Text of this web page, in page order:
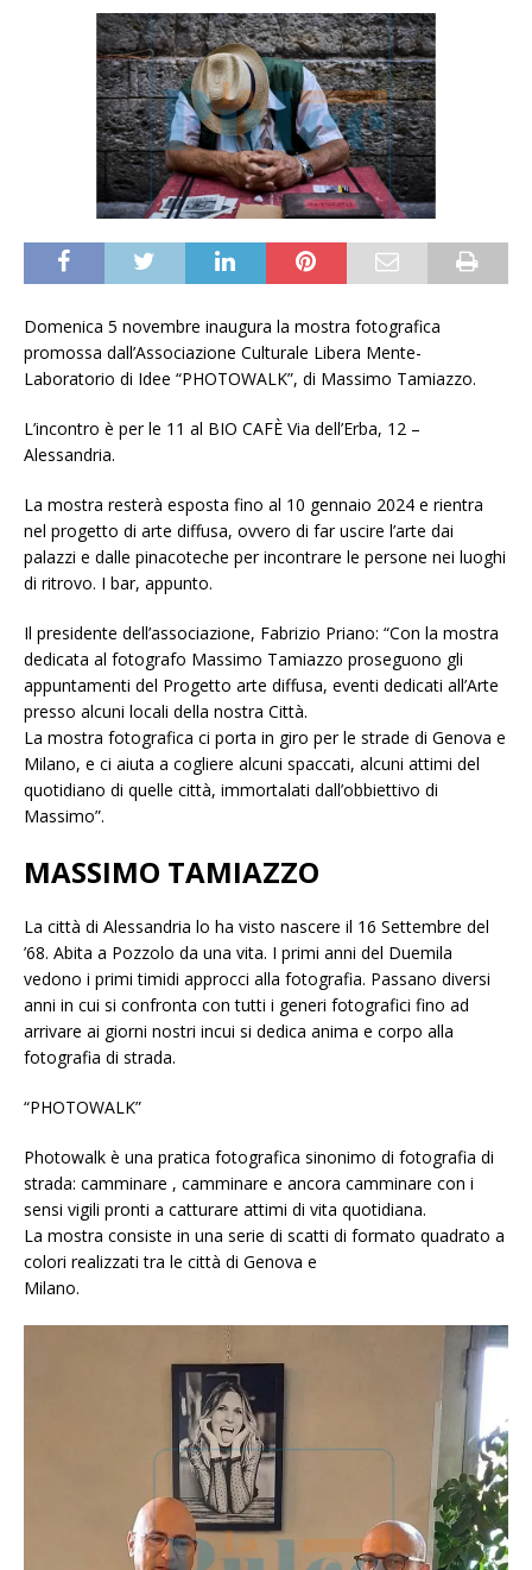
Domenica 5 novembre inaugura la mostra fotografica
promossa dall’Associazione Culturale Libera Mente-
Laboratorio di Idee “PHOTOWALK”, di Massimo Tamiazzo.
L’incontro è per le 11 al BIO CAFÈ Via dell’Erba, 12 –
Alessandria.
La mostra resterà esposta fino al 10 gennaio 2024 e rientra
nel progetto di arte diffusa, ovvero di far uscire l’arte dai
palazzi e dalle pinacoteche per incontrare le persone nei luoghi
di ritrovo. I bar, appunto.
Il presidente dell’associazione, Fabrizio Priano: “Con la mostra
dedicata al fotografo Massimo Tamiazzo proseguono gli
appuntamenti del Progetto arte diffusa, eventi dedicati all’Arte
presso alcuni locali della nostra Città.
La mostra fotografica ci porta in giro per le strade di Genova e
Milano, e ci aiuta a cogliere alcuni spaccati, alcuni attimi del
quotidiano di quelle città, immortalati dall’obbiettivo di
Massimo”.
MASSIMO TAMIAZZO
La città di Alessandria lo ha visto nascere il 16 Settembre del
’68. Abita a Pozzolo da una vita. I primi anni del Duemila
vedono i primi timidi approcci alla fotografia. Passano diversi
anni in cui si confronta con tutti i generi fotografici fino ad
arrivare ai giorni nostri incui si dedica anima e corpo alla
fotografia di strada.
“PHOTOWALK”
Photowalk è una pratica fotografica sinonimo di fotografia di
strada: camminare , camminare e ancora camminare con i
sensi vigili pronti a catturare attimi di vita quotidiana.
La mostra consiste in una serie di scatti di formato quadrato a
colori realizzati tra le città di Genova e
Milano.